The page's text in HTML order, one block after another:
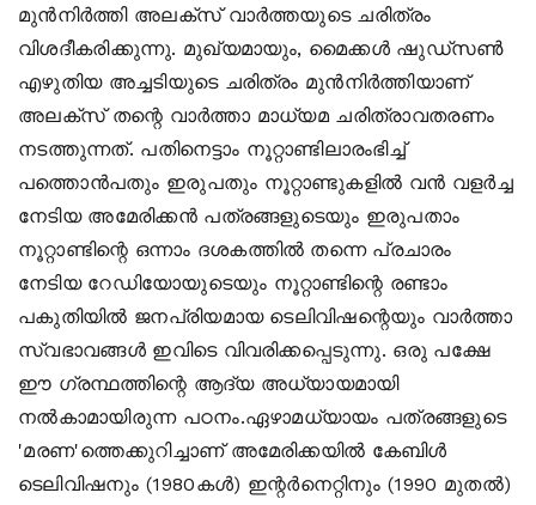
മുന്‍നിര്‍ത്തി അലക്‌സ് വാര്‍ത്തയുടെ ചരിത്രം
വിശദീകരിക്കുന്നു. മുഖ്യമായും, മൈക്കള്‍ ഷുഡ്‌സണ്‍
എഴുതിയ അച്ചടിയുടെ ചരിത്രം മുന്‍നിര്‍ത്തിയാണ്
അലക്‌സ് തന്റെ വാര്‍ത്താ മാധ്യമ ചരിത്രാവതരണം
നടത്തുന്നത്. പതിനെട്ടാം നൂറ്റാണ്ടിലാരംഭിച്ച്
പത്തൊന്‍പതും ഇരുപതും നൂറ്റാണ്ടുകളില്‍ വന്‍ വളര്‍ച്ച
നേടിയ അമേരിക്കന്‍ പത്രങ്ങളുടെയും ഇരുപതാം
നൂറ്റാണ്ടിന്റെ ഒന്നാം ദശകത്തില്‍ തന്നെ പ്രചാരം
നേടിയ റേഡിയോയുടെയും നൂറ്റാണ്ടിന്റെ രണ്ടാം
പകുതിയില്‍ ജനപ്രിയമായ ടെലിവിഷന്റെയും വാര്‍ത്താ
സ്വഭാവങ്ങള്‍ ഇവിടെ വിവരിക്കപ്പെടുന്നു. ഒരു പക്ഷേ
ഈ ഗ്രന്ഥത്തിന്റെ ആദ്യ അധ്യായമായി
നല്‍കാമായിരുന്ന പഠനം.ഏഴാമധ്യായം പത്രങ്ങളുടെ
'മരണ'ത്തെക്കുറിച്ചാണ് അമേരിക്കയില്‍ കേബിള്‍
ടെലിവിഷനും (1980കള്‍) ഇന്റര്‍നെറ്റിനും (1990 മുതല്‍)